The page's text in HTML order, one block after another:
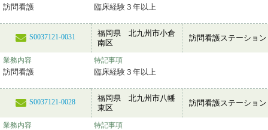
訪問看護 臨床経験３年以上
S0037121-0031
福岡県 北九州市小倉
南区
訪問看護ステーション
業務内容
訪問看護
特記事項
臨床経験３年以上
S0037121-0028
福岡県 北九州市八幡
東区
訪問看護ステーション
業務内容 特記事項